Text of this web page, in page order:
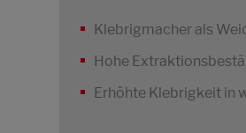
Klebrigmacher als
Hohe
Erhöhte Klebrigkeit in